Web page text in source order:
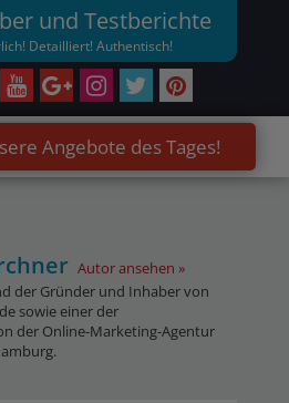
und Testberichte
Detailliert! Authentisch!
Angebote des Tages!
Autor ansehen
der Gründer und Inhaber von
sowie einer der
der Online-Marketing-Agentur